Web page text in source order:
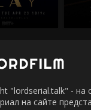
"lordserial.talk" -
на сайте